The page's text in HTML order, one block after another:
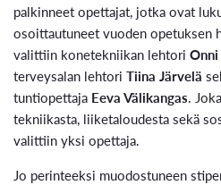
palkinneet opettajat, jotka ovat
osoittautuneet vuoden opetuksen
valittiin konetekniikan lehtori
terveysalan lehtori Tiina Järvelä
tuntiopettaja Eeva Välikangas.
tekniikasta, liiketaloudesta sekä
valittiin yksi opettaja.
Jo perinteeksi muodostuneen